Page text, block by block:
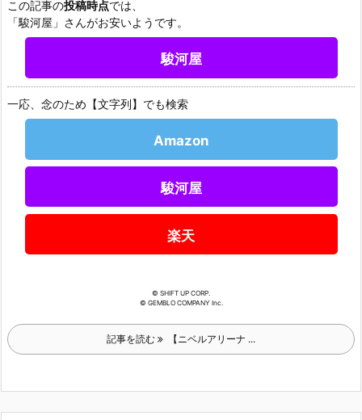
この記事の投稿時点では、
「駿河屋」さんがお安いようです。
駿河屋
一応、念のため【文字列】でも検索
Amazon
駿河屋
楽天
© SHIFT UP CORP.
© GEMBLO COMPANY Inc.
記事を読む 【ニベルアリーナ ...